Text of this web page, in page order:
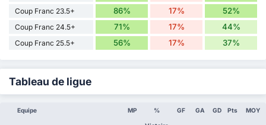
Coup Franc 23.5+ 86% 17% 52%
Coup Franc 24.5+ 71% 17% 44%
Coup Franc 25.5+ 56% 17% 37%
Tableau de ligue
Equipe MP % GF GA GD Pts MOY